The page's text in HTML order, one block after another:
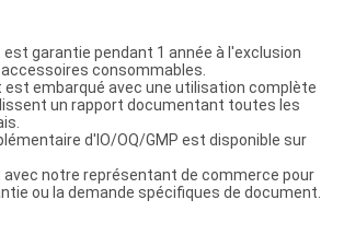
garantie pendant 1 année à l'exclusion
consommables.
est embarqué avec une utilisation complète
un rapport documentant toutes les
d'IO/OQ/GMP est disponible sur
notre représentant de commerce pour
ou la demande spécifiques de document.